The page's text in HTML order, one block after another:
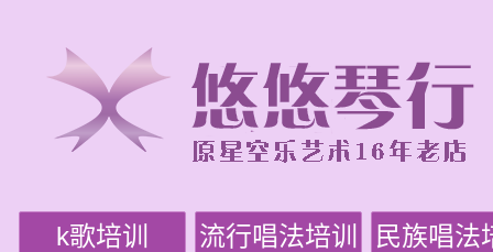
k歌培训 流行唱法培训 民族唱法